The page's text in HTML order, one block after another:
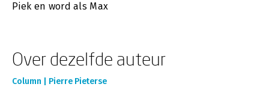
Piek en word als Max
Over dezelfde auteur
Column | Pierre Pieterse